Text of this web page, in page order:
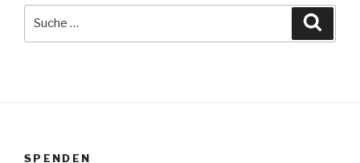
SPENDEN